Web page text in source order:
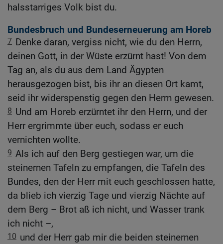
halsstarriges Volk bist du.
Bundesbruch und Bundeserneuerung am Horeb
7 Denke daran, vergiss nicht, wie du den Herrn,
deinen Gott, in der Wüste erzürnt hast! Von dem
Tag an, als du aus dem Land Ägypten
herausgezogen bist, bis ihr an diesen Ort kamt,
seid ihr widerspenstig gegen den Herrn gewesen.
8 Und am Horeb erzürntet ihr den Herrn, und der
Herr ergrimmte über euch, sodass er euch
vernichten wollte.
9 Als ich auf den Berg gestiegen war, um die
steinernen Tafeln zu empfangen, die Tafeln des
Bundes, den der Herr mit euch geschlossen hatte,
da blieb ich vierzig Tage und vierzig Nächte auf
dem Berg – Brot aß ich nicht, und Wasser trank
ich nicht –,
10 und der Herr gab mir die beiden steinernen